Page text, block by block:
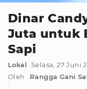
Dinar
Juta untuk
Sapi
Lokal
Selasa, 27 Juni
Oleh
:
Rangga Gani